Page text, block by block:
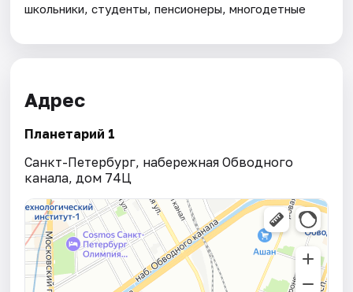
школьники, студенты, пенсионеры, многодетные
Адрес
Планетарий 1
Санкт-Петербург, набережная Обводного
канала, дом 74Ц